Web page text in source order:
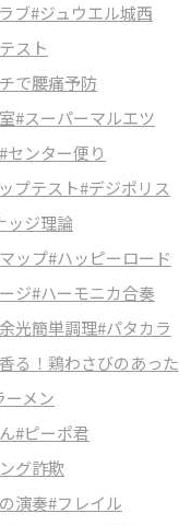
ブ#ジュウエル城西
スト
で腰痛予防
#スーパーマルエツ
#センター便り
プテスト#デジポリス
ッジ理論
ップ#ハッピーロード
ジ#ハーモニカ合奏
光簡単調理#パタカラ
る！鶏わさびのあった
ーメン
#ピーポ君
グ詐欺
演奏#フレイル